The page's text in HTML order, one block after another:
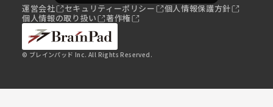
運営会社 セキュリティーポリシー
個人情報保護方針
個人情報の取り扱い
著作権
© ブレインパッド Inc. All Rights Reserved.